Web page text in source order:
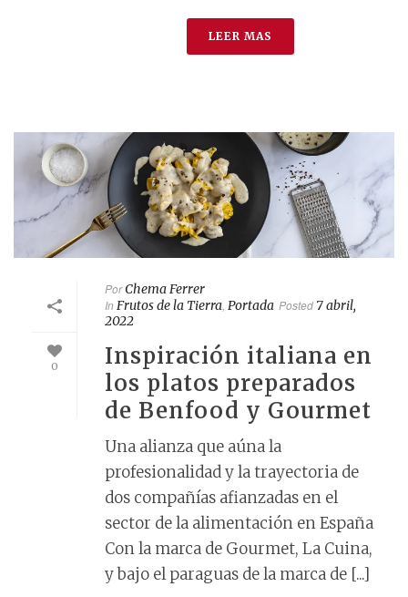
LEER MAS
0
PorChema Ferrer
In Frutos de la Tierra Portada Posted 7 abril,
2022
Inspiración italiana en
los platos preparados
de Benfood y Gourmet
Una alianza que aúna la
profesionalidad y la trayectoria de
dos compañías afianzadas en el
sector de la alimentación en España
Con la marca de Gourmet, La Cuina,
y bajo el paraguas de la marca de [...]